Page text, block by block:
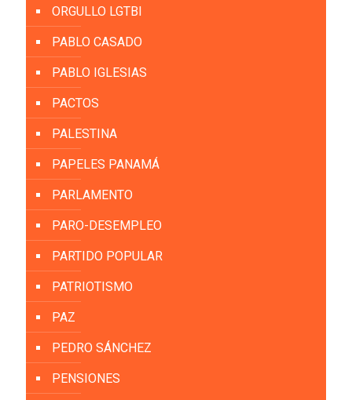
ORGULLO LGTBI
PABLO CASADO
PABLO IGLESIAS
PACTOS
PALESTINA
PAPELES PANAMÁ
PARLAMENTO
PARO-DESEMPLEO
PARTIDO POPULAR
PATRIOTISMO
PAZ
PEDRO SÁNCHEZ
PENSIONES